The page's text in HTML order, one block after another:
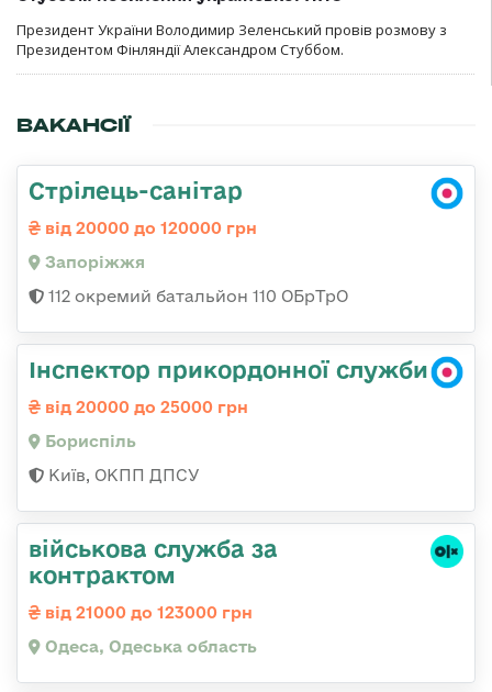
Президент України Володимир Зеленський провів розмову з
Президентом Фінляндії Александром Стуббом.
ВАКАНСІЇ
Стрілець-санітар
від 20000 до 120000 грн
Запоріжжя
112 окремий батальйон 110 ОБрТрО
Інспектор прикордонної служби
від 20000 до 25000 грн
Бориспіль
Київ, ОКПП ДПСУ
військова служба за
контрактом
від 21000 до 123000 грн
Одеса, Одеська область